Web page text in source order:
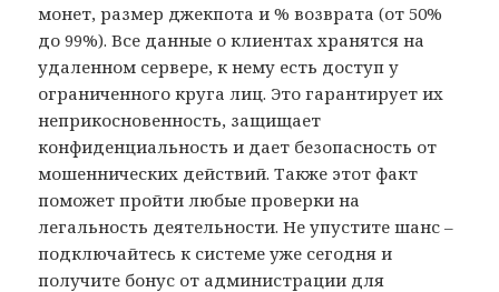
монет, размер джекпота и % возврата (от 50%
до 99%). Все данные о клиентах хранятся на
удаленном сервере, к нему есть доступ у
ограниченного круга лиц. Это гарантирует их
неприкосновенность, защищает
конфиденциальность и дает безопасность от
мошеннических действий. Также этот факт
поможет пройти любые проверки на
легальность деятельности. Не упустите шанс –
подключайтесь к системе уже сегодня и
получите бонус от администрации для